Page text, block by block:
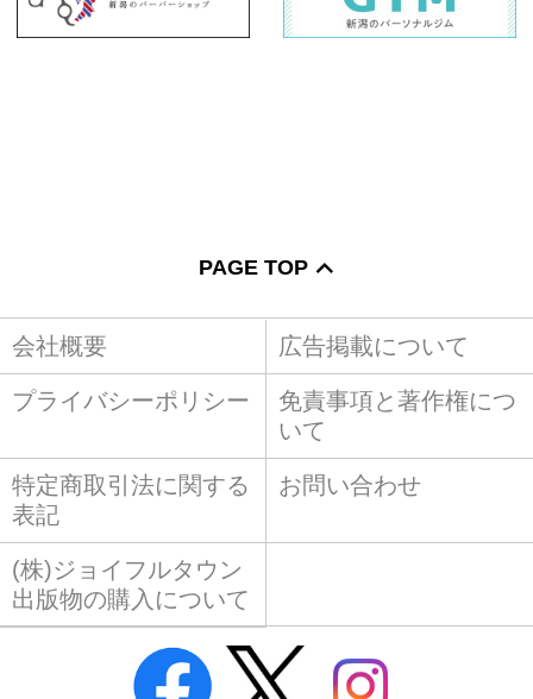
PAGE TOP
会社概要 広告掲載について
プライバシーポリシー
免責事項と著作権につ
いて
特定商取引法に関する
表記
お問い合わせ
(株)ジョイフルタウン
出版物の購入について